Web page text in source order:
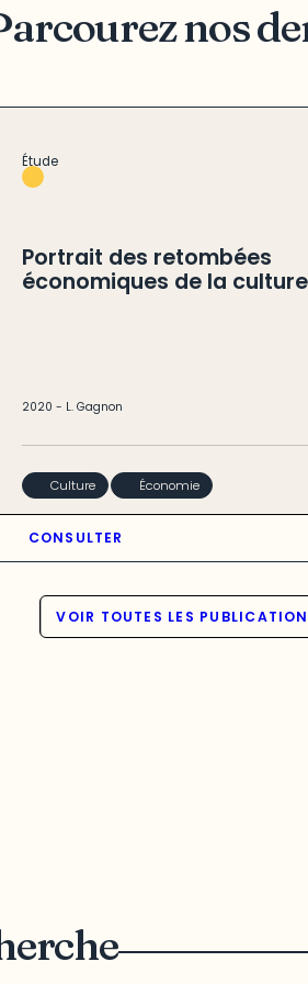
nos
Étude
Portrait des retombées
économiques de la culture
2020 - L. Gagnon
Culture Économie
CONSULTER
VOIR TOUTES LES